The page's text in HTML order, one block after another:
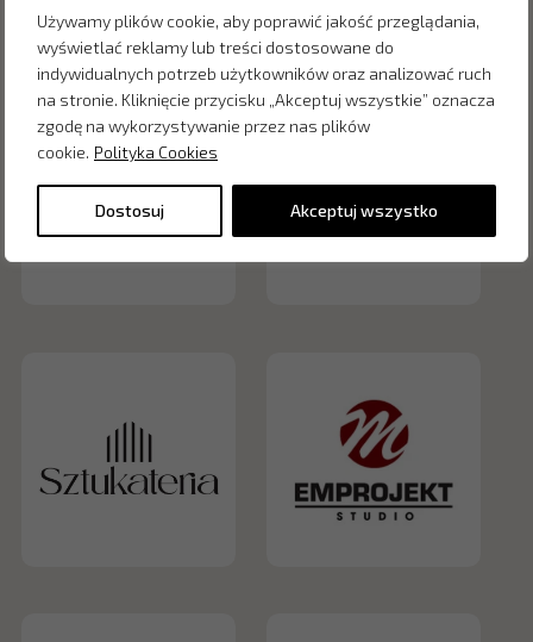
Używamy plików cookie, aby poprawić jakość przeglądania,
wyświetlać reklamy lub treści dostosowane do
indywidualnych potrzeb użytkowników oraz analizować ruch
na stronie. Kliknięcie przycisku „Akceptuj wszystkie” oznacza
zgodę na wykorzystywanie przez nas plików
cookie. Polityka Cookies
Dostosuj Akceptuj wszystko